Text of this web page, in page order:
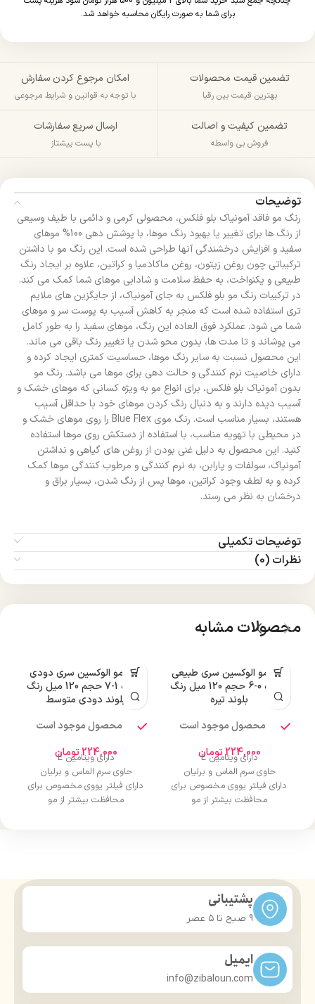
برای شما به صورت رایگان محاسبه خواهد شد.
تضمین قیمت محصولات
بهترین قیمت بین رقبا
امکان مرجوع کردن سفارش
با توجه به قوانین و شرایط مرجوعی
تضمین کیفیت و اصالت
فروش بی واسطه
ارسال سریع سفارشات
با پست پیشتاز
توضیحات
رنگ مو فاقد آمونیاک بلو فلکس، محصولی کرمی و دائمی با طیف وسیعی
از رنگ ها برای تغییر یا بهبود رنگ موها، با پوشش دهی 100% موهای
سفید و افزایش درخشندگی آنها طراحی شده است. این رنگ مو با داشتن
ترکیباتی چون روغن زیتون، روغن ماکادمیا و کراتین، علاوه بر ایجاد رنگ
طبیعی و یکنواخت، به حفظ سلامت و شادابی موهای شما کمک می کند.
در ترکیبات رنگ مو بلو فلکس به جای آمونیاک، از جایگزین های ملایم
تری استفاده شده است که منجر به کاهش آسیب به پوست سر و موهای
شما می شود. عملکرد فوق العاده این رنگ، موهای سفید را به طور کامل
می پوشاند و تا مدت ها، بدون محو شدن یا تغییر رنگ باقی می ماند.
این محصول نسبت به سایر رنگ موها، حساسیت کمتری ایجاد کرده و
دارای خاصیت نرم کنندگی و حالت دهی برای موها می باشد. رنگ مو
بدون آمونیاک بلو فلکس، برای انواع مو به ویژه کسانی که موهای خشک و
آسیب دیده دارند و به دنبال رنگ کردن موهای خود با حداقل آسیب
هستند، بسیار مناسب است. رنگ موی Blue Flex را روی موهای خشک و
در محیطی با تهویه مناسب، با استفاده از دستکش روی موها استفاده
کنید. این محصول به دلیل غنی بودن از روغن های گیاهی و نداشتن
آمونیاک، سولفات و پارابن، به نرم کنندگی و مرطوب کنندگی موها کمک
کرده و به لطف وجود کراتین، موها پس از رنگ شدن، بسیار براق و
درخشان به نظر می رسند.
توضیحات تکمیلی
نظرات (0)
محصولات مشابه
رنگ مو الوکسین سری طبیعی
شماره 0-6 حجم 120 میل رنگ
بلوند تیره
محصول موجود است
224,000تومان
دارای ویتامین E
حاوی سرم الماس و برلیان
دارای فیلتر یووی مخصوص برای
محافظت بیشتر از مو
رنگ مو الوکسین سری دودی
شماره 1-7 حجم 120 میل رنگ
بلوند دودی متوسط
محصول موجود است
224,000تومان
دارای ویتامین E
حاوی سرم الماس و برلیان
دارای فیلتر یووی مخصوص برای
محافظت بیشتر از مو
پشتیبانی
9 صبح تا ۵ عصر
ایمیل
info@zibaloun.com